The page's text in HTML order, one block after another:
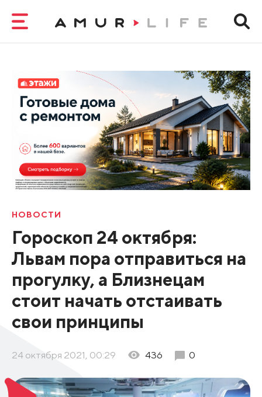
НОВОСТИ
Гороскоп 24 октября:
Львам пора отправиться на
прогулку, а Близнецам
стоит начать отстаивать
свои принципы
24 октября 2021, 00:29 436 0